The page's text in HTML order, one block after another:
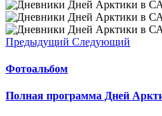
Предыдущий Следующий
Фотоальбом
Полная программа Дней